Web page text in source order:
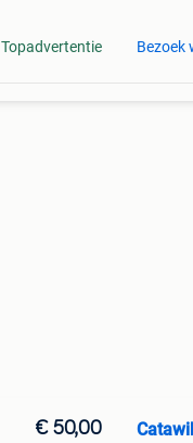
Topadvertentie Bezoek
€ 50,00